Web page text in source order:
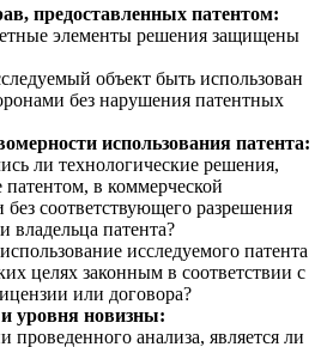
предоставленных патентом:
элементы решения защищены
объект быть использован
без нарушения патентных
использования патента:
ли технологические решения,
в коммерческой
без соответствующего разрешения
владельца патента?
исследуемого патента
целях законным в соответствии с
или договора?
уровня новизны:
проведенного анализа, является ли